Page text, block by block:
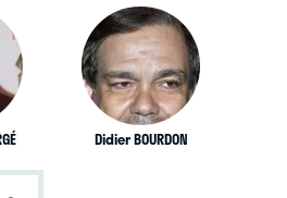
Didier BOURDON